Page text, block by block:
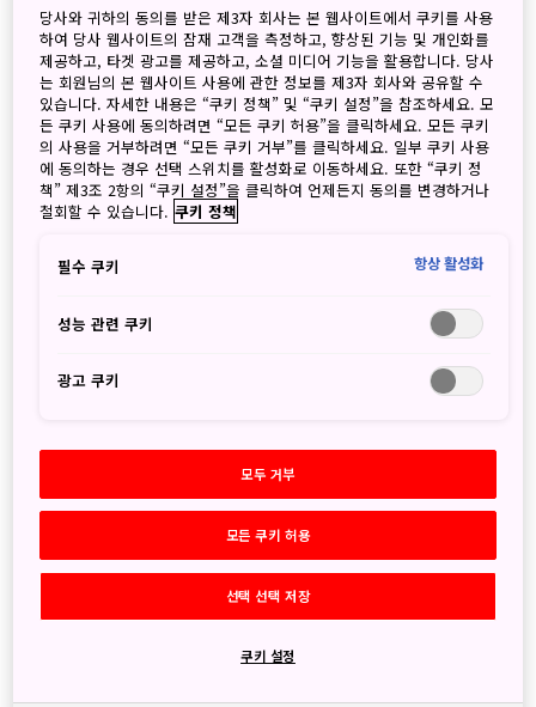
환경을 바탕으로 일본 어디서나 현지 식재료를 사용한 다양한
요리가 여러 세대에 걸쳐 존재했으며, 이는 일본인의 일상 생활
에 깊게 뿌리내린 음식문화를 형성했습니다. 찻잎 고르기 활동
에 참여하고 현지 해산물과 채소 등 신선한 제철 재료를 이용한
현지 요리를 만끽해보세요. 일본에서 가장 인기 있는 술인 사케
한 잔을 곁들여 식사를 하고, 사케 증류 과정에도 참여해볼 수
있습니다. 일본 요리는 풍미와 요리 기법 및 문화로 구성된 하나
의 복합체입니다. 현지인들과 가장 직접적인 교감을 나눌 수 있
는 방법은 현지 별미를 맛보는 것입니다.
일본 녹차의 중심지를
후지산의 풍광과 함께 지속 가능한
농업 기술에 관해 알아보세요
당사와 귀하의 동의를 받은 제3자 회사는 본 웹사이트에서 쿠키를 사용
하여 당사 웹사이트의 잠재 고객을 측정하고, 향상된 기능 및 개인화를
제공하고, 타겟 광고를 제공하고, 소셜 미디어 기능을 활용합니다. 당사
는 회원님의 본 웹사이트 사용에 관한 정보를 제3자 회사와 공유할 수
있습니다. 자세한 내용은 “쿠키 정책” 및 “쿠키 설정”을 참조하세요. 모
든 쿠키 사용에 동의하려면 “모든 쿠키 허용”을 클릭하세요. 모든 쿠키
의 사용을 거부하려면 “모든 쿠키 거부”를 클릭하세요. 일부 쿠키 사용
에 동의하는 경우 선택 스위치를 활성화로 이동하세요. 또한 “쿠키 정
책” 제3조 2항의 “쿠키 설정”을 클릭하여 언제든지 동의를 변경하거나
철회할 수 있습니다. 쿠키 정책
필수 쿠키 항상 활성화
성능 관련 쿠키
광고 쿠키
모두 거부
모든 쿠키 허용
선택 선택 저장
쿠키 설정